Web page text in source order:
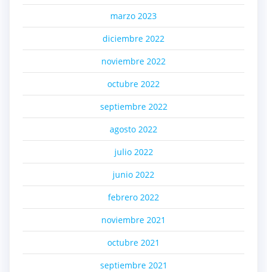
marzo 2023
diciembre 2022
noviembre 2022
octubre 2022
septiembre 2022
agosto 2022
julio 2022
junio 2022
febrero 2022
noviembre 2021
octubre 2021
septiembre 2021